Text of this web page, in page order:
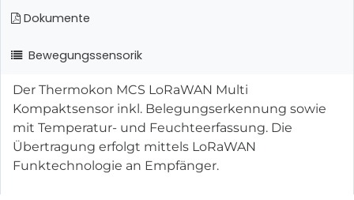
Dokumente
Bewegungssensorik
Der Thermokon MCS LoRaWAN Multi
Kompaktsensor inkl. Belegungserkennung sowie
mit Temperatur- und Feuchteerfassung. Die
Übertragung erfolgt mittels LoRaWAN
Funktechnologie an Empfänger.